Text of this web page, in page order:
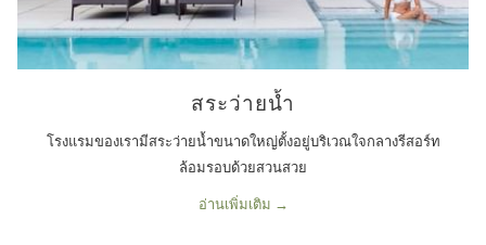
สระว่ายน้ำ
โรงแรมของเรามีสระว่ายน้ำขนาดใหญ่ตั้งอยู่บริเวณใจกลางรีสอร์ท
ล้อมรอบด้วยสวนสวย
อ่านเพิ่มเติม